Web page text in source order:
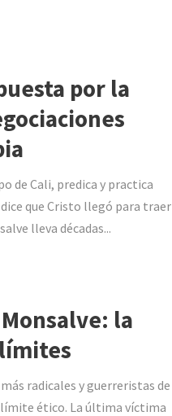
por la
de Cali, predica y practica
que Cristo llegó para traer
lleva décadas...
la
radicales y guerreristas de
ético. La última víctima